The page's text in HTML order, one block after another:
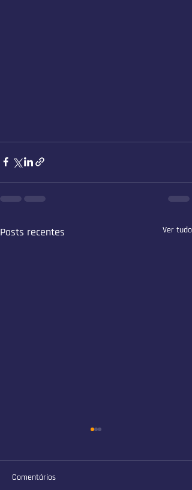
Posts recentes Ver tudo
Comentários